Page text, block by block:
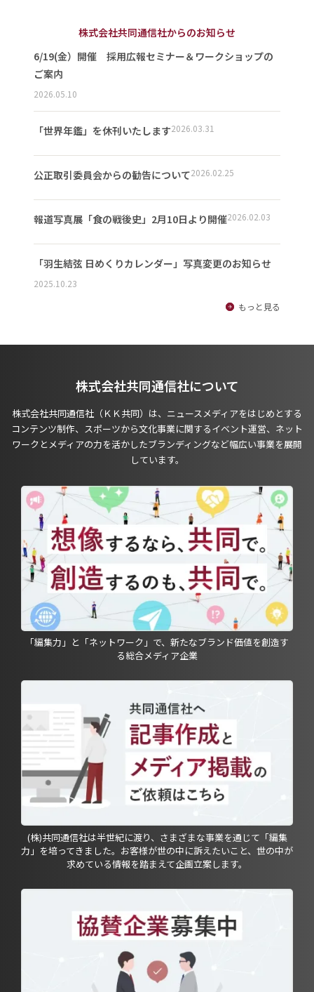
株式会社共同通信社からのお知らせ
6/19(金）開催 採用広報セミナー＆ワークショップの
ご案内
2026.05.10
「世界年鑑」を休刊いたします2026.03.31
公正取引委員会からの勧告について2026.02.25
報道写真展「食の戦後史」2月10日より開催2026.02.03
「羽生結弦 日めくりカレンダー」写真変更のお知らせ
2025.10.23
もっと見る
株式会社共同通信社について
株式会社共同通信社（ＫＫ共同）は、ニュースメディアをはじめとする
コンテンツ制作、スポーツから文化事業に関するイベント運営、ネット
ワークとメディアの力を活かしたブランディングなど幅広い事業を展開
しています。
「編集力」と「ネットワーク」で、新たなブランド価値を創造す
る総合メディア企業
(株)共同通信社は半世紀に渡り、さまざまな事業を通じて「編集
力」を培ってきました。お客様が世の中に訴えたいこと、世の中が
求めている情報を踏まえて企画立案します。